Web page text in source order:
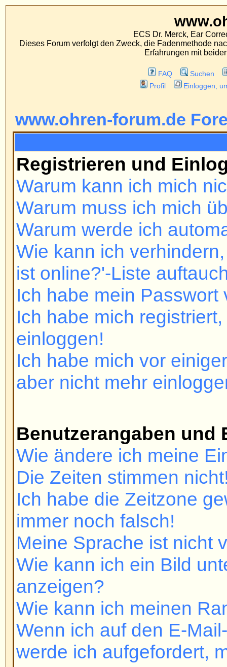
www.ohren-
ECS Dr. Merck, Ear Correction System,
Dieses Forum verfolgt den Zweck, die Fadenmethode nach Dr. Merck den
Erfahrungen mit beiden
Suchen Mitgliederliste
www.ohren-forum.de Foren-
Registrieren und Einloggen
Warum muss ich mich
Warum werde ich automatisch
Wie kann ich verhindern, dass
ist online?'-Liste auftaucht?
Ich habe mein Passwort
Ich habe mich registriert, kann
einloggen!
Ich habe mich vor einiger Zeit
aber nicht mehr einloggen!
Benutzerangaben und
Wie ändere ich meine
Die Zeiten stimmen nicht!
Ich habe die Zeitzone
Wie kann ich ein Bild unter
anzeigen?
Wie kann ich meinen Rang
Wenn ich auf den E-Mail-Link
werde ich aufgefordert, mich
Beiträge schreiben
Wie schreibe ich ein Thema in
Wie editiere oder lösche ich
Wie kann ich eine Signatur
Wie erstelle ich eine Umfrage?
Wie editiere oder lösche ich
Warum kann ich ein Forum
Warum kann ich bei